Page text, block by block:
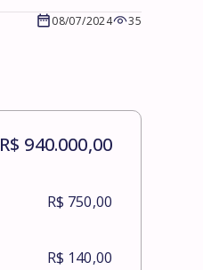
08/07/2024 35
R$ 940.000,00
R$ 750,00
R$ 140,00